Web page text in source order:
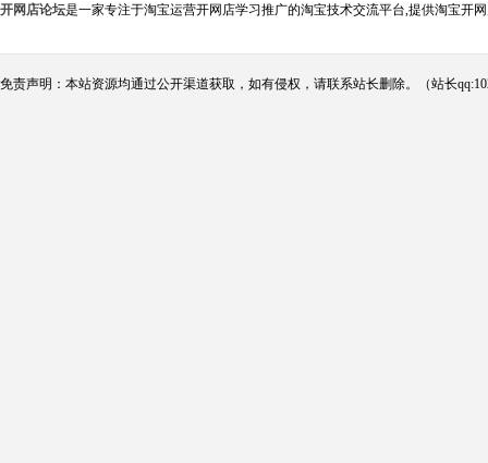
开网店论坛是一家专注于淘宝运营开网店学习推广的淘宝技术交流平台,提供淘宝开
免责声明：本站资源均通过公开渠道获取，如有侵权，请联系站长删除。（站长